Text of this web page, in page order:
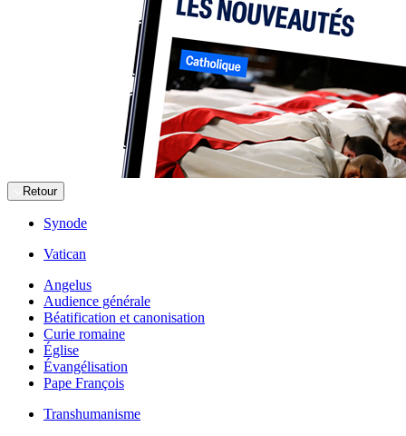
Retour
Synode
Vatican
Angelus
Audience générale
Béatification et canonisation
Curie romaine
Église
Évangélisation
Pape François
Transhumanisme